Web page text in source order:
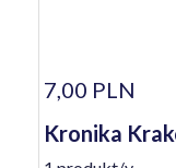
7,00 PLN
Kronika